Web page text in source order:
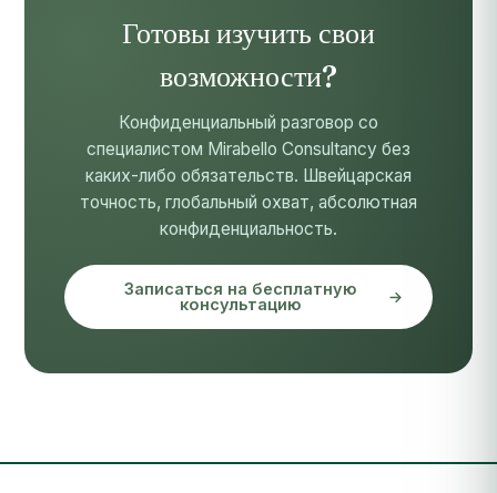
Готовы изучить свои
возможности?
Конфиденциальный разговор со
специалистом Mirabello Consultancy без
каких-либо обязательств. Швейцарская
точность, глобальный охват, абсолютная
конфиденциальность.
Записаться на бесплатную
консультацию